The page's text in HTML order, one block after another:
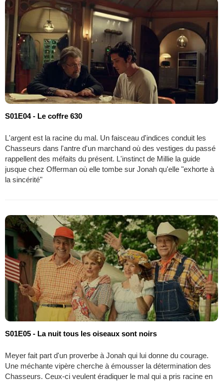
S01E04 - Le coffre 630
L'argent est la racine du mal. Un faisceau d'indices conduit les
Chasseurs dans l'antre d'un marchand où des vestiges du passé
rappellent des méfaits du présent. L'instinct de Millie la guide
jusque chez Offerman où elle tombe sur Jonah qu'elle "exhorte à
la sincérité"
S01E05 - La nuit tous les oiseaux sont noirs
Meyer fait part d'un proverbe à Jonah qui lui donne du courage.
Une méchante vipère cherche à émousser la détermination des
Chasseurs. Ceux-ci veulent éradiquer le mal qui a pris racine en